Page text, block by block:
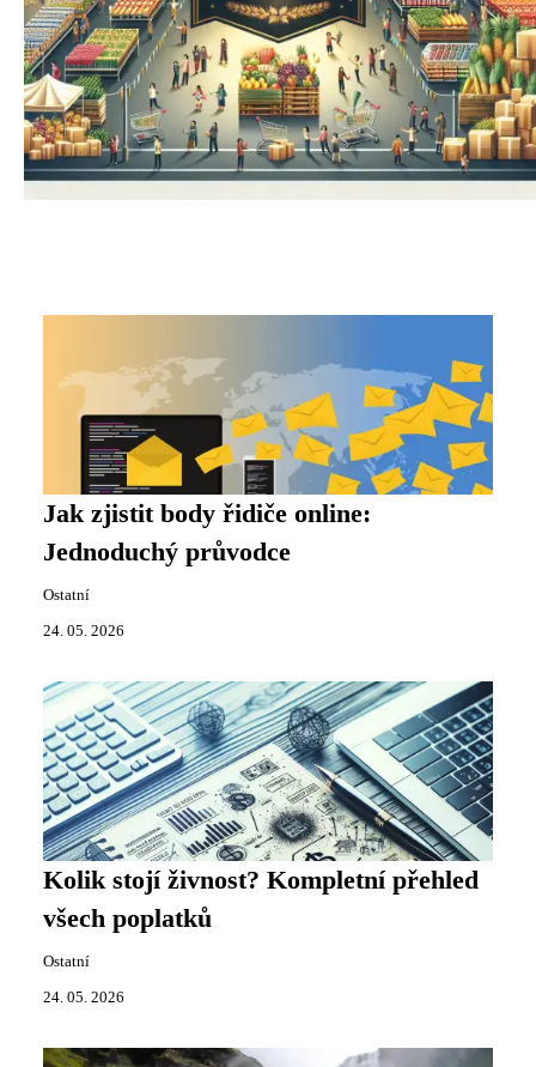
Jak zjistit body řidiče online:
Jednoduchý průvodce
Ostatní
24. 05. 2026
Kolik stojí živnost? Kompletní přehled
všech poplatků
Ostatní
24. 05. 2026